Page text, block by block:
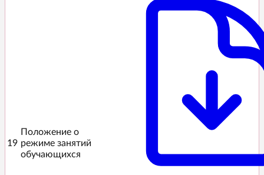
19
Положение о
режиме занятий
обучающихся